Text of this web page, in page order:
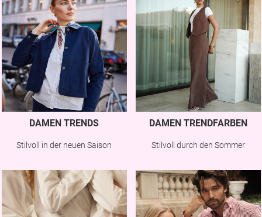
DAMEN TRENDS
Stilvoll in der neuen Saison
DAMEN TRENDFARBEN
Stilvoll durch den Sommer